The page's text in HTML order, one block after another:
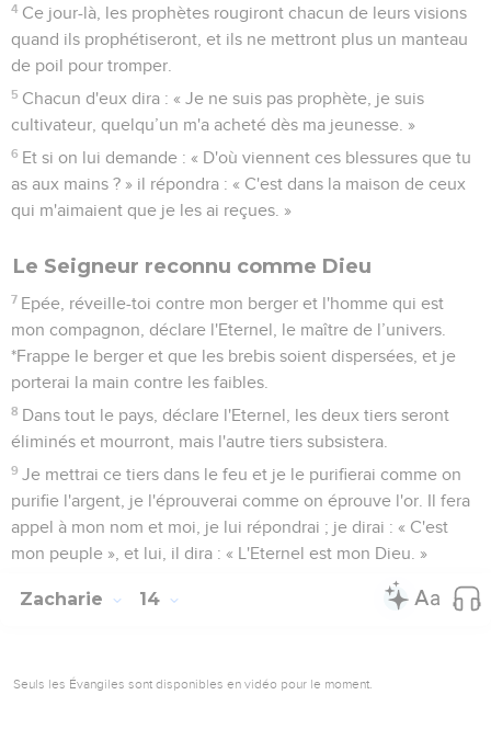
4 Ce jour-là, les prophètes rougiront chacun de leurs visions
quand ils prophétiseront, et ils ne mettront plus un manteau
de poil pour tromper.
5 Chacun d'eux dira : « Je ne suis pas prophète, je suis
cultivateur, quelqu’un m'a acheté dès ma jeunesse. »
6 Et si on lui demande : « D'où viennent ces blessures que tu
as aux mains ? » il répondra : « C'est dans la maison de ceux
qui m'aimaient que je les ai reçues. »
Le Seigneur reconnu comme Dieu
7 Epée, réveille-toi contre mon berger et l'homme qui est
mon compagnon, déclare l'Eternel, le maître de l’univers.
*Frappe le berger et que les brebis soient dispersées, et je
porterai la main contre les faibles.
8 Dans tout le pays, déclare l'Eternel, les deux tiers seront
éliminés et mourront, mais l'autre tiers subsistera.
9 Je mettrai ce tiers dans le feu et je le purifierai comme on
purifie l'argent, je l'éprouverai comme on éprouve l'or. Il fera
appel à mon nom et moi, je lui répondrai ; je dirai : « C'est
mon peuple », et lui, il dira : « L'Eternel est mon Dieu. »
Zacharie 14
Seuls les Évangiles sont disponibles en vidéo pour le moment.